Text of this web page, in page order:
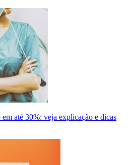
até 30%: veja explicação e dicas